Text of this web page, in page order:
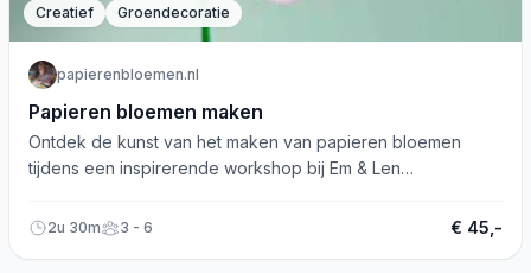
Creatief Groendecoratie
papierenbloemen.nl
Papieren bloemen maken
Ontdek de kunst van het maken van papieren bloemen
tijdens een inspirerende workshop bij Em & Len
2u 30m 3 - 6 € 45,-